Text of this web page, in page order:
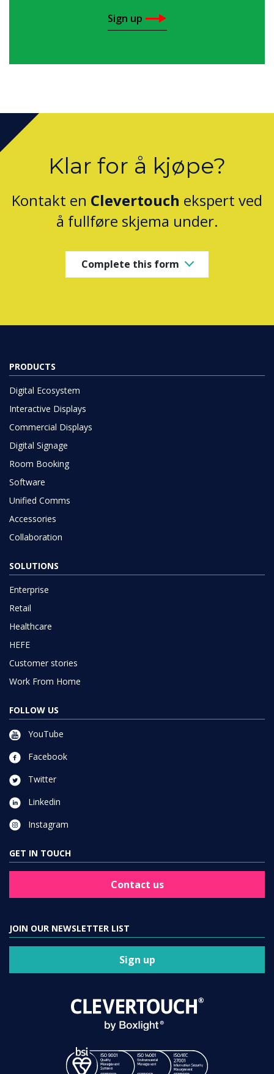
Sign up
Klar for å kjøpe?
Kontakt en Clevertouch ekspert ved
å fullføre skjema under.
Complete this form
PRODUCTS
Digital Ecosystem
Interactive Displays
Commercial Displays
Digital Signage
Room Booking
Software
Unified Comms
Accessories
Collaboration
SOLUTIONS
Enterprise
Retail
Healthcare
HEFE
Customer stories
Work From Home
FOLLOW US
YouTube
Facebook
Twitter
Linkedin
Instagram
GET IN TOUCH
Contact us
JOIN OUR NEWSLETTER LIST
Sign up